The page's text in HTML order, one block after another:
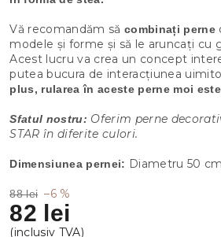
88 lei –6 %
82 lei
Vă recomandăm să combinați perne
modele și forme și să le aruncați cu
Acest lucru va crea un concept
putea bucura de interacțiunea
plus, rularea în aceste perne moi
Sfatul nostru: Oferim perne
STAR în diferite culori.
Dimensiunea pernei: Diametru 50 cm